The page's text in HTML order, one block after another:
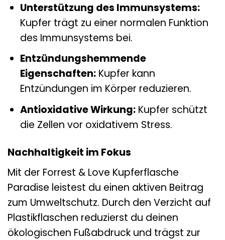
Unterstützung des Immunsystems:
Kupfer trägt zu einer normalen Funktion
des Immunsystems bei.
Entzündungshemmende
Eigenschaften:Kupfer kann
Entzündungen im Körper reduzieren.
Antioxidative Wirkung:Kupfer schützt
die Zellen vor oxidativem Stress.
Nachhaltigkeit im Fokus
Mit der Forrest & Love Kupferflasche
Paradise leistest du einen aktiven Beitrag
zum Umweltschutz. Durch den Verzicht auf
Plastikflaschen reduzierst du deinen
ökologischen Fußabdruck und trägst zur